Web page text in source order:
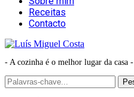
Receitas
Contacto
- A cozinha é o melhor lugar da casa -